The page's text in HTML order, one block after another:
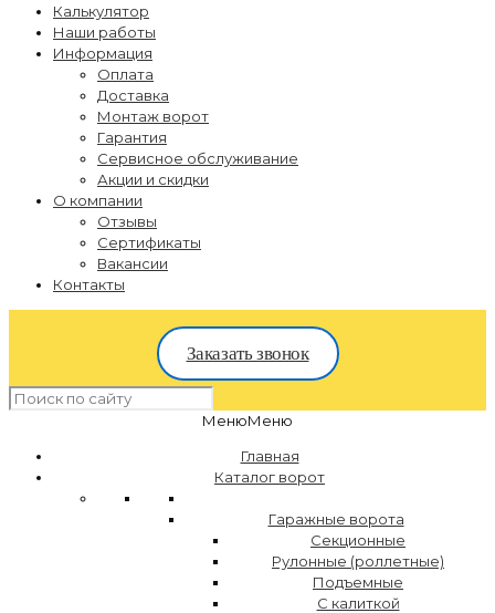
Калькулятор
Наши работы
Информация
Оплата
Доставка
Монтаж ворот
Гарантия
Сервисное обслуживание
Акции и скидки
О компании
Отзывы
Сертификаты
Вакансии
Контакты
Заказать звонок
МенюМеню
Главная
Каталог ворот
Гаражные ворота
Секционные
Рулонные (роллетные)
Подъемные
С калиткой